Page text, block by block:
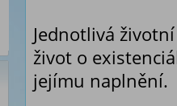
Jednotlivá
život o
jejímu naplnění.